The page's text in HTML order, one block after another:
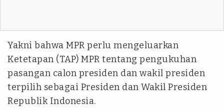
Yakni bahwa MPR perlu mengeluarkan
Ketetapan (TAP) MPR tentang pengukuhan
pasangan calon presiden dan wakil presiden
terpilih sebagai Presiden dan Wakil Presiden
Republik Indonesia.